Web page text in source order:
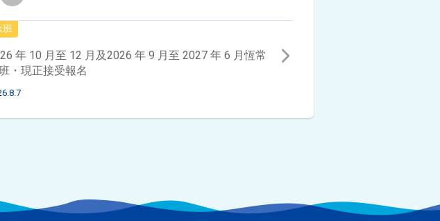
班
年 10 月至 12 月及2026 年 9 月至 2027 年 6 月恆常
・現正接受報名